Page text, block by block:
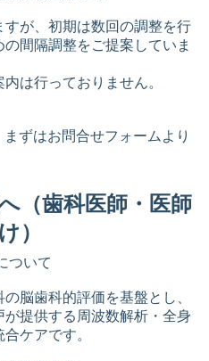
が、初期は数回の調整を行
間隔調整をご提案していま
は行っておりません。
ずはお問合せフォームより
（歯科医師・医師
）
ついて
脳歯科的評価を基盤とし、
が提供する周波数解析・全身
ケアです。